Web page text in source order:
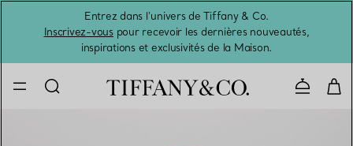
Entrez dans l’univers de Tiffany & Co.
Inscrivez-vouspour recevoir les dernières nouveautés,
inspirations et exclusivités de la Maison.